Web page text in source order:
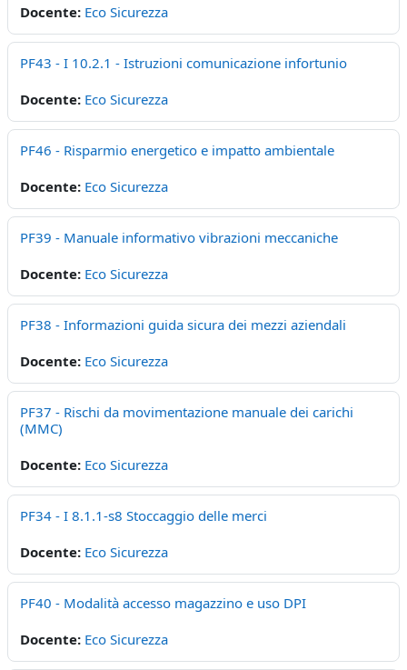
Docente: Eco Sicurezza
PF43 - I 10.2.1 - Istruzioni comunicazione infortunio
Docente: Eco Sicurezza
PF46 - Risparmio energetico e impatto ambientale
Docente: Eco Sicurezza
PF39 - Manuale informativo vibrazioni meccaniche
Docente: Eco Sicurezza
PF38 - Informazioni guida sicura dei mezzi aziendali
Docente: Eco Sicurezza
PF37 - Rischi da movimentazione manuale dei carichi
(MMC)
Docente: Eco Sicurezza
PF34 - I 8.1.1-s8 Stoccaggio delle merci
Docente: Eco Sicurezza
PF40 - Modalità accesso magazzino e uso DPI
Docente: Eco Sicurezza